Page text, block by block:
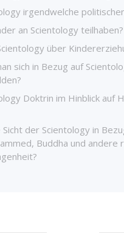
irgendwelche
an Scientology
über
sich in Bezug auf
Doktrin im Hinblick auf
der Scientology in
Buddha und andere